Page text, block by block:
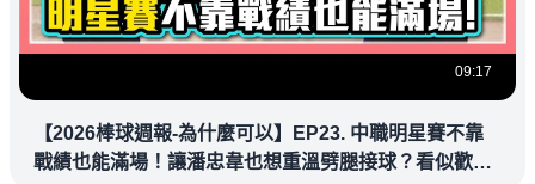
09:17
【2026棒球週報-為什麼可以】EP23. 中職明星賽不靠
戰績也能滿場！讓潘忠韋也想重溫劈腿接球？看似歡樂